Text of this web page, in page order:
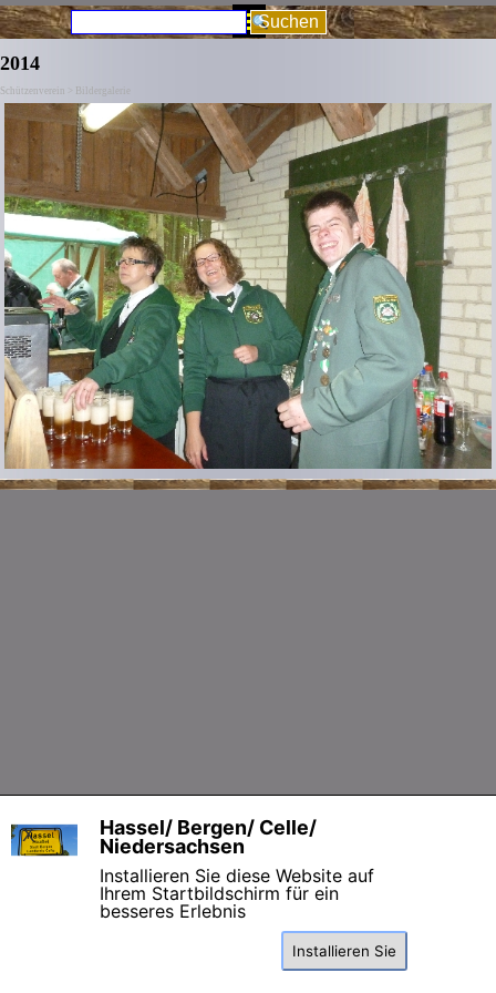
Direkt zum SeiteninhaltMenü überspringen
Suchen
2014
Schützenverein > Bildergalerie
Hassel/ Bergen/ Celle/
Niedersachsen
Installieren Sie diese Website auf
Ihrem Startbildschirm für ein
besseres Erlebnis
Installieren Sie
X